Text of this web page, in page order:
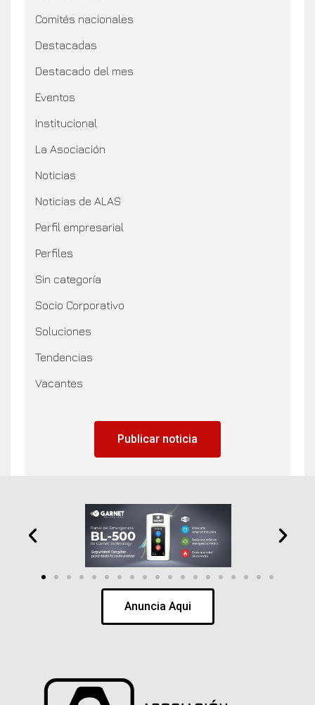
Comités nacionales
Destacadas
Destacado del mes
Eventos
Institucional
La Asociación
Noticias
Noticias de ALAS
Perfil empresarial
Perfiles
Sin categoría
Socio Corporativo
Soluciones
Tendencias
Vacantes
Publicar noticia
Anuncia Aqui